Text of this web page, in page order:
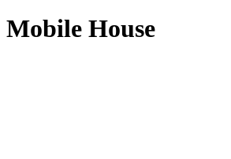
Mobile House